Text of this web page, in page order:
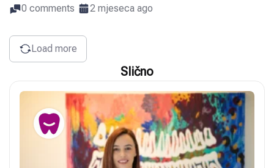
0 comments 2 mjeseca ago
Load more
Slično